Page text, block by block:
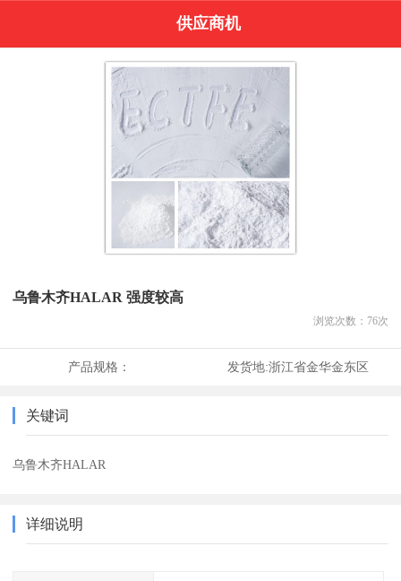
供应商机
乌鲁木齐HALAR 强度较高
浏览次数： 76次
产品规格： 发货地:浙江省金华金东区
关键词
乌鲁木齐HALAR
详细说明